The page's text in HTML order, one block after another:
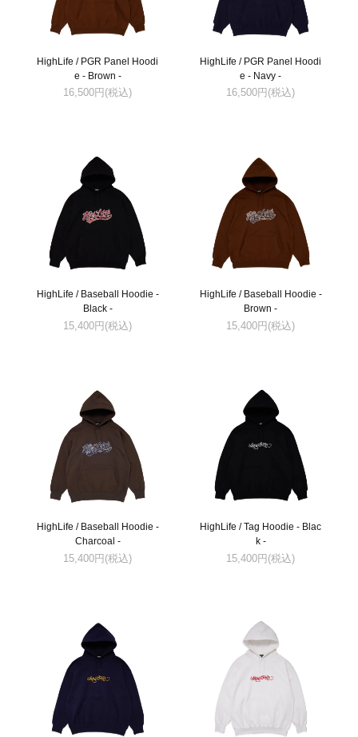
HighLife / PGR Panel Hoodi
e - Brown -
16,500円(税込)
HighLife / PGR Panel Hoodi
e - Navy -
16,500円(税込)
HighLife / Baseball Hoodie -
Black -
15,400円(税込)
HighLife / Baseball Hoodie -
Brown -
15,400円(税込)
HighLife / Baseball Hoodie -
Charcoal -
15,400円(税込)
HighLife / Tag Hoodie - Blac
k -
15,400円(税込)